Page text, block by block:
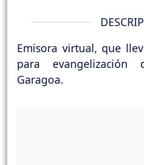
Emisora virtual, que
para
Garagoa.